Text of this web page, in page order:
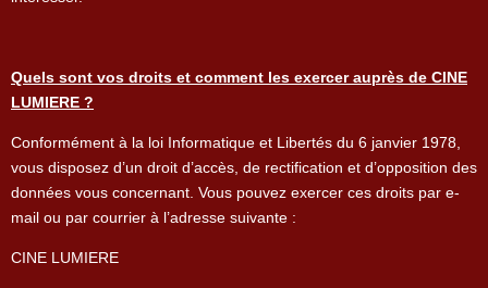
Quels sont vos droits et comment les exercer auprès de CINE
LUMIERE ?
Conformément à la loi Informatique et Libertés du 6 janvier 1978,
vous disposez d’un droit d’accès, de rectification et d’opposition des
données vous concernant. Vous pouvez exercer ces droits par e-
mail ou par courrier à l’adresse suivante :
CINE LUMIERE